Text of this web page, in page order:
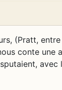
(Pratt,
conte une